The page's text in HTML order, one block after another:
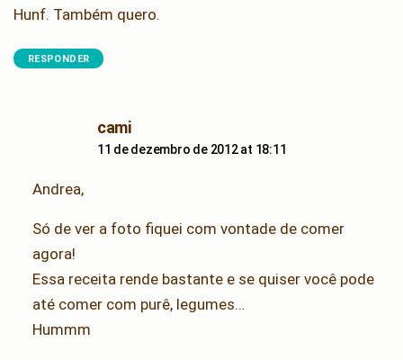
Hunf. Também quero.
RESPONDER
camisays:
11 de dezembro de 2012 at 18:11
Andrea,
Só de ver a foto fiquei com vontade de comer
agora!
Essa receita rende bastante e se quiser você pode
até comer com purê, legumes…
Hummm